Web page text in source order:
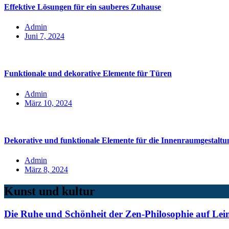
Effektive Lösungen für ein sauberes Zuhause
Admin
Juni 7, 2024
Funktionale und dekorative Elemente für Türen
Admin
März 10, 2024
Dekorative und funktionale Elemente für die
Admin
März 8, 2024
Kunst und kultur
Die Ruhe und Schönheit der Zen-Philosophie auf